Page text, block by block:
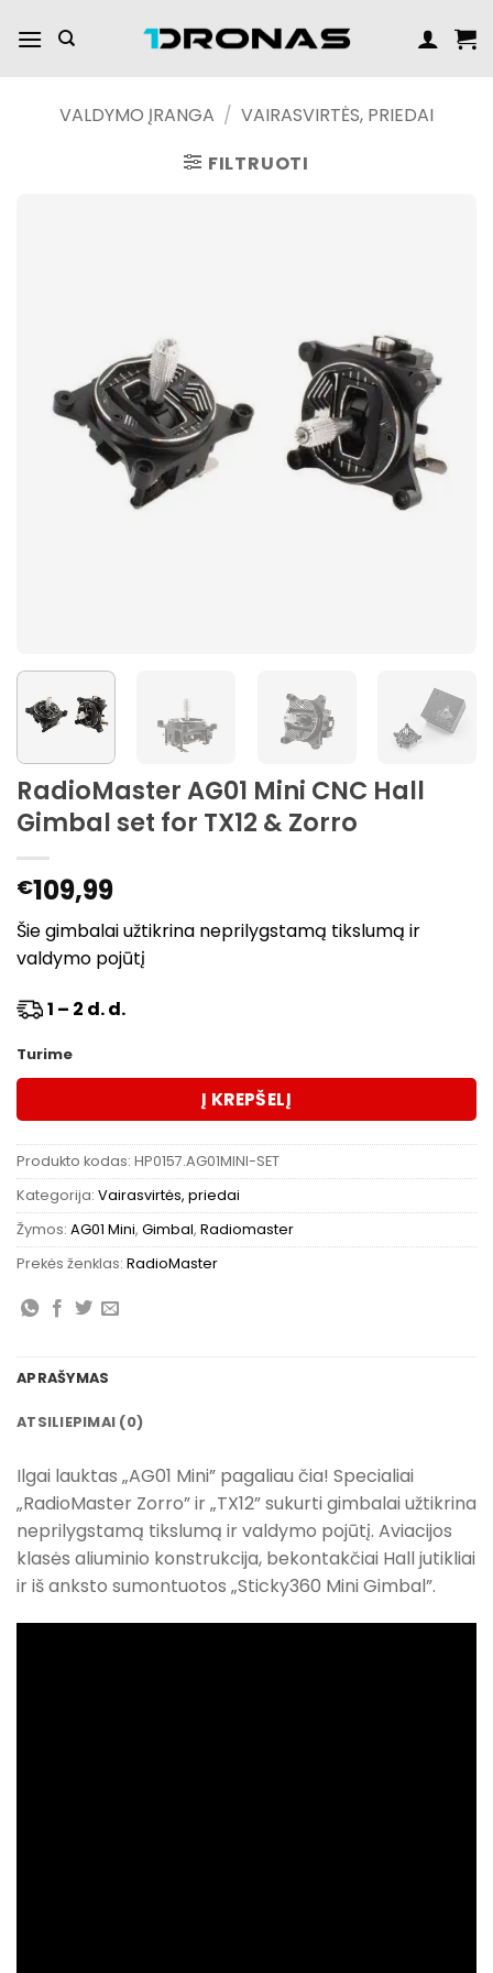
turinį
VALDYMO ĮRANGA / VAIRASVIRTĖS, PRIEDAI
FILTRUOTI
RadioMaster AG01 Mini CNC Hall
Gimbal set for TX12 & Zorro
€109,99
Šie gimbalai užtikrina neprilygstamą tikslumą ir
valdymo pojūtį
1 – 2 d. d.
Turime
Į KREPŠELĮ
Produkto kodas: HP0157.AG01MINI-SET
Kategorija: Vairasvirtės, priedai
Žymos: AG01 Mini, Gimbal, Radiomaster
Prekės ženklas: RadioMaster
APRAŠYMAS
ATSILIEPIMAI (0)
Ilgai lauktas „AG01 Mini” pagaliau čia! Specialiai
„RadioMaster Zorro” ir „TX12” sukurti gimbalai užtikrina
neprilygstamą tikslumą ir valdymo pojūtį. Aviacijos
klasės aliuminio konstrukcija, bekontakčiai Hall jutikliai
ir iš anksto sumontuotos „Sticky360 Mini Gimbal”.